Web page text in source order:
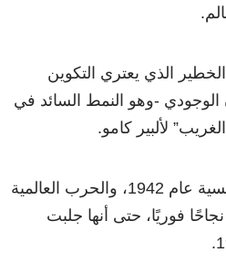
الذي يعتري التكوين
الوجودي -وهو النمط السائد في
لألبير كامو.
صدرت الرواية باللغة الفرنسية عام 1942، والحرب العالمية
فوريًا، حتى أنها جلبت